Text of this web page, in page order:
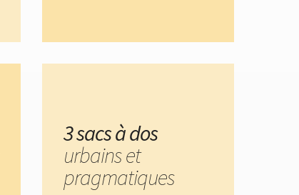
3 sacs à dos
urbains et
pragmatiques